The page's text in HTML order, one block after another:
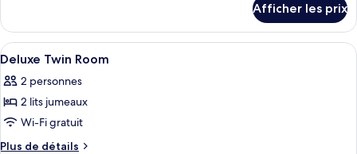
chambre :
Superior
Twin
Room
Superior
Twin
Room
Afficher les prix
Afficher
toutes
les
photos
pour
ce
Minibar, coffre-fort, bureau, rideaux
9
Deluxe Twin Room
2 personnes
2 lits jumeaux
Wi-Fi gratuit
Plus de détails
Plus